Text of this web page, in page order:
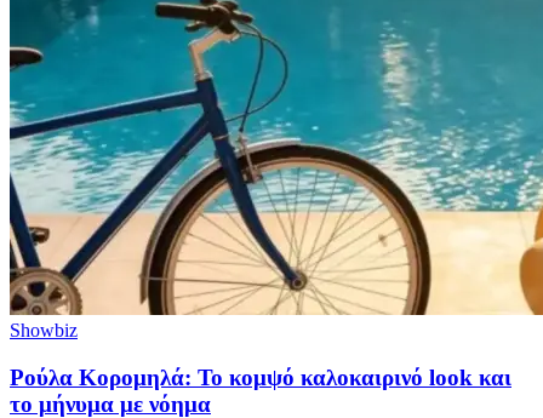
Showbiz
Ρούλα Κορομηλά: Το κομψό καλοκαιρινό look και
το μήνυμα με νόημα